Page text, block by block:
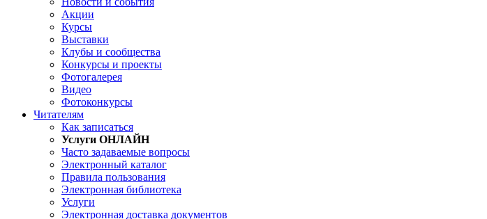
Акции
Курсы
Выставки
Клубы и сообщества
Конкурсы и проекты
Фотогалерея
Видео
Фотоконкурсы
Читателям
Как записаться
Услуги ОНЛАЙН
Часто задаваемые вопросы
Электронный каталог
Правила пользования
Электронная библиотека
Услуги
Электронная доставка документов